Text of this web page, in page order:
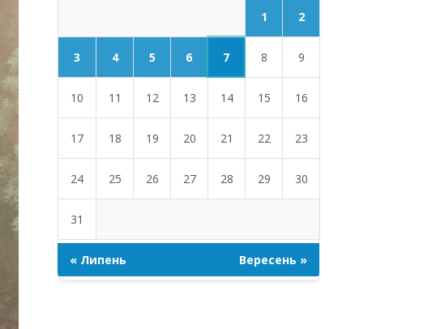
1 2
3 4 5 6 7 8 9
10 11 12 13 14 15 16
17 18 19 20 21 22 23
24 25 26 27 28 29 30
31
« Липень Вересень »